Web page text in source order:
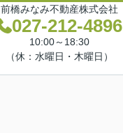
前橋みなみ不動産株式会社
027-212-4896
10:00～18:30
（休：水曜日・木曜日）